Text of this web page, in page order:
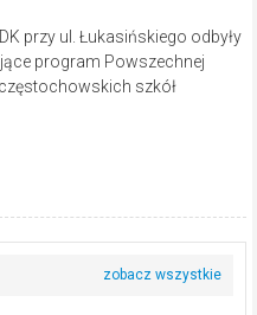
przy ul. Łukasińskiego odbyły
program Powszechnej
szkół